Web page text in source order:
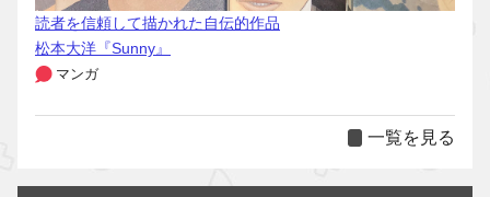
読者を信頼して描かれた自伝的作品
松本大洋『Sunny』
マンガ
一覧を見る